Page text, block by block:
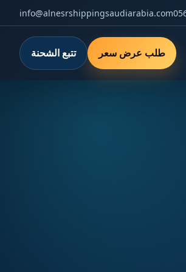
info@alnesrshippingsaudiarabia.com
طلب عرض سعر تتبع الشحنة